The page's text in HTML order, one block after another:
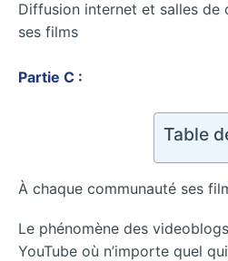
Diffusion internet et salles de
ses films
Partie C :
Table
À chaque communauté ses
Le phénomène des
YouTube où n’importe quel